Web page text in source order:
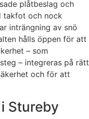
plåtbeslag och
takfot och nock
inträngning av snö
hålls öppen för att
– som
– integreras på rätt
och för att
Stureby